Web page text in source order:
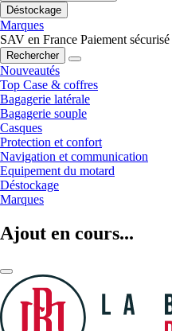
Déstockage
Marques
SAV en France Paiement sécurisé
Rechercher
Nouveautés
Top Case & coffres
Bagagerie latérale
Bagagerie souple
Casques
Protection et confort
Navigation et communication
Equipement du motard
Déstockage
Marques
Ajout en cours...